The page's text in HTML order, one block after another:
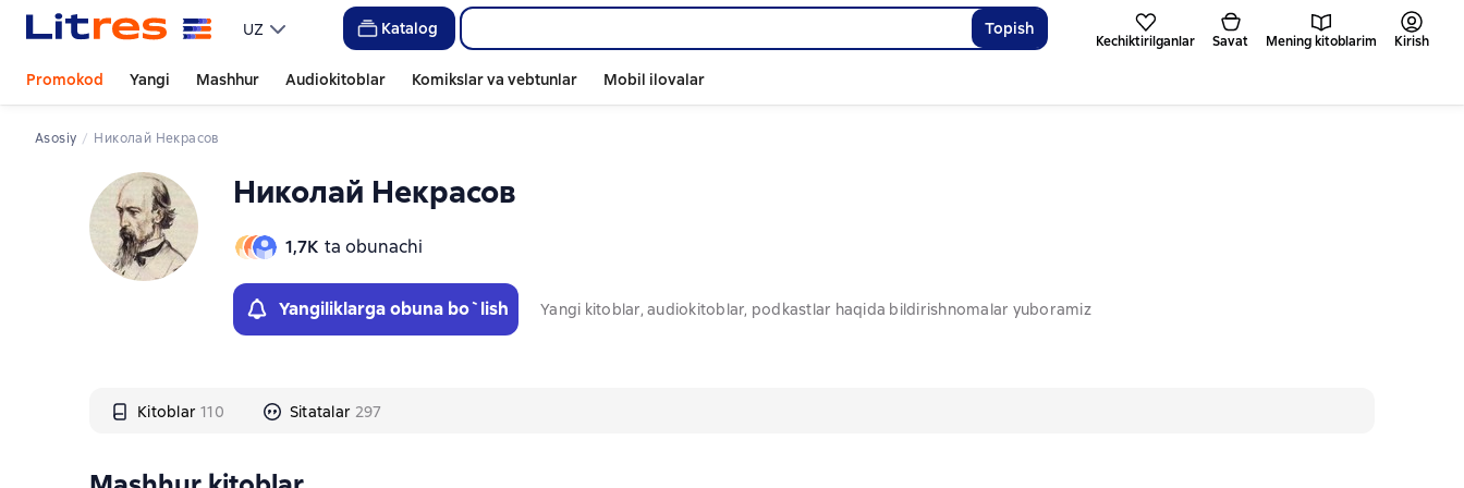
UZ Katalog Topish
Kechiktirilganlar Savat Mening kitoblarim Kirish
Promokod Yangi Mashhur Audiokitoblar Komikslar va vebtunlar Mobil ilovalar
Asosiy Николай Некрасов
Николай Некрасов
1,7К ta obunachi
Yangiliklarga obuna bo`lish Yangi kitoblar, audiokitoblar, podkastlar haqida bildirishnomalar yuboramiz
Kitoblar 110 Sitatalar 297
Слайдер с книгами
Слайдер с книгами